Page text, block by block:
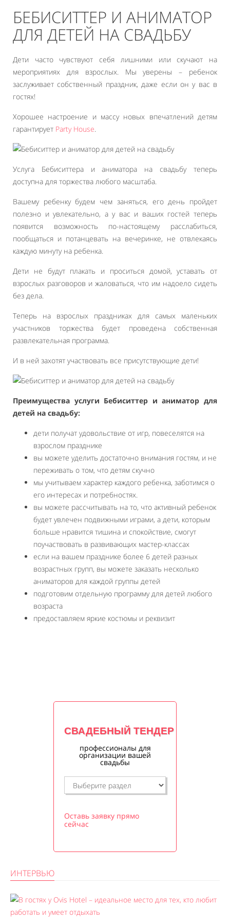
БЕБИСИТТЕР И АНИМАТОР
ДЛЯ ДЕТЕЙ НА СВАДЬБУ
Дети часто чувствуют себя лишними или скучают на
мероприятиях для взрослых. Мы уверены – ребенок
заслуживает собственный праздник, даже если он у вас в
гостях!
Хорошее настроение и массу новых впечатлений детям
гарантирует Party House.
Услуга Бебиситтера и аниматора на свадьбу теперь
доступна для торжества любого масштаба.
Вашему ребенку будем чем заняться, его день пройдет
полезно и увлекательно, а у вас и ваших гостей теперь
появится возможность по-настоящему расслабиться,
пообщаться и потанцевать на вечеринке, не отвлекаясь
каждую минуту на ребенка.
Дети не будут плакать и проситься домой, уставать от
взрослых разговоров и жаловаться, что им надоело сидеть
без дела.
Теперь на взрослых праздниках для самых маленьких
участников торжества будет проведена собственная
развлекательная программа.
И в ней захотят участвовать все присутствующие дети!
Преимущества услуги Бебиситтер и аниматор для
детей на свадьбу:
дети получат удовольствие от игр, повеселятся на
взрослом празднике
вы можете уделить достаточно внимания гостям, и не
переживать о том, что детям скучно
мы учитываем характер каждого ребенка, заботимся о
его интересах и потребностях.
вы можете рассчитывать на то, что активный ребенок
будет увлечен подвижными играми, а дети, которым
больше нравится тишина и спокойствие, смогут
поучаствовать в развивающих мастер-классах
если на вашем празднике более 6 детей разных
возрастных групп, вы можете заказать несколько
аниматоров для каждой группы детей
подготовим отдельную программу для детей любого
возраста
предоставляем яркие костюмы и реквизит
СВАДЕБНЫЙ ТЕНДЕР
профессионалы для
организации вашей
свадьбы
Оставь заявку прямо
сейчас
ИНТЕРВЬЮ